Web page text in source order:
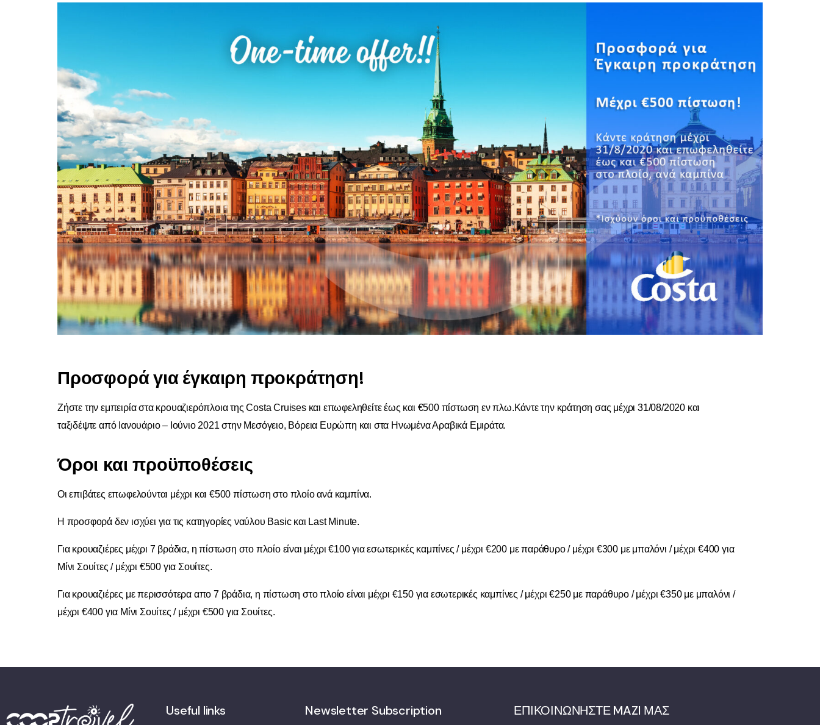
Προσφορά για έγκαιρη προκράτηση!
Ζήστε την εμπειρία στα κρουαζιερόπλοια της Costa Cruises και επωφεληθείτε έως και €500 πίστωση εν πλω.Κάντε την κράτηση σας μέχρι 31/08/2020 και
ταξιδέψτε από Ιανουάριο – Ιούνιο 2021 στην Μεσόγειο, Βόρεια Ευρώπη και στα Ηνωμένα Αραβικά Εμιράτα.
Όροι και προϋποθέσεις
Οι επιβάτες επωφελούνται μέχρι και €500 πίστωση στο πλοίο ανά καμπίνα.
Η προσφορά δεν ισχύει για τις κατηγορίες ναύλου Basic και Last Minute.
Για κρουαζιέρες μέχρι 7 βράδια, η πίστωση στο πλοίο είναι μέχρι €100 για εσωτερικές καμπίνες / μέχρι €200 με παράθυρο / μέχρι €300 με μπαλόνι / μέχρι €400 για
Μίνι Σουίτες / μέχρι €500 για Σουίτες.
Για κρουαζιέρες με περισσότερα απο 7 βράδια, η πίστωση στο πλοίο είναι μέχρι €150 για εσωτερικές καμπίνες / μέχρι €250 με παράθυρο / μέχρι €350 με μπαλόνι /
μέχρι €400 για Μίνι Σουίτες / μέχρι €500 για Σουίτες.
Useful links Newsletter Subscription ΕΠΙΚΟΙΝΩΝΗΣΤΕ MAZI ΜΑΣ